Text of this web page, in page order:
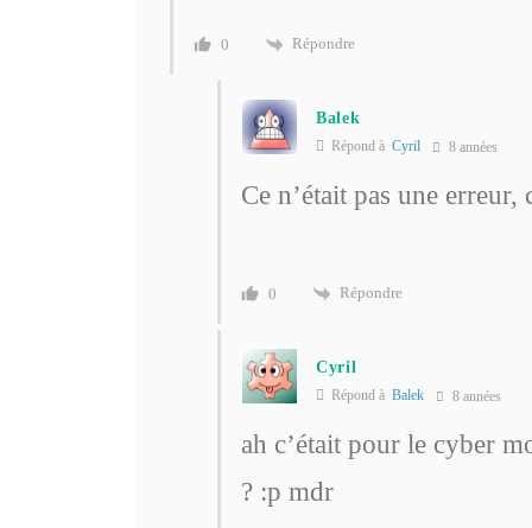
0 Répondre
Balek
Répond à Cyril 8 années
Ce n’était pas une
0 Répondre
Cyril
Répond à Balek 8 années
ah c’était pour le cyber
? :p mdr